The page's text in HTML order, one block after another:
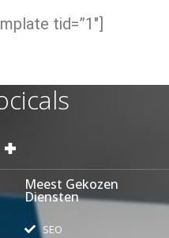
tid=”1″]
Meest Gekozen
Diensten
SEO